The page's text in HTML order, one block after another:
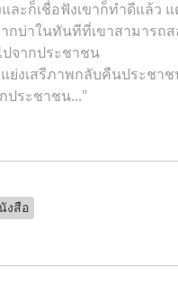
ละก็เชื่อฟังเขาก็ทำดีแล้ว
กบ่าในทันทีที่เขาสามารถ
ปจากประชาชน
งเสรีภาพกลับคืนประชา
ประชาชน..."
งสือ